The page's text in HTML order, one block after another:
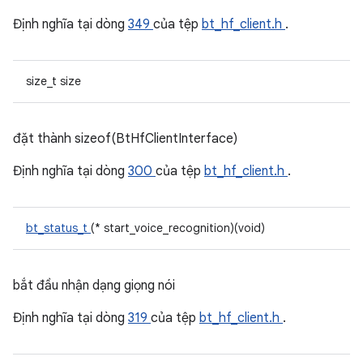
Định nghĩa tại dòng 349 của tệp bt_hf_client.h .
size_t size
đặt thành sizeof(BtHfClientInterface)
Định nghĩa tại dòng 300 của tệp bt_hf_client.h .
bt_status_t (* start_voice_recognition)(void)
bắt đầu nhận dạng giọng nói
Định nghĩa tại dòng 319 của tệp bt_hf_client.h .